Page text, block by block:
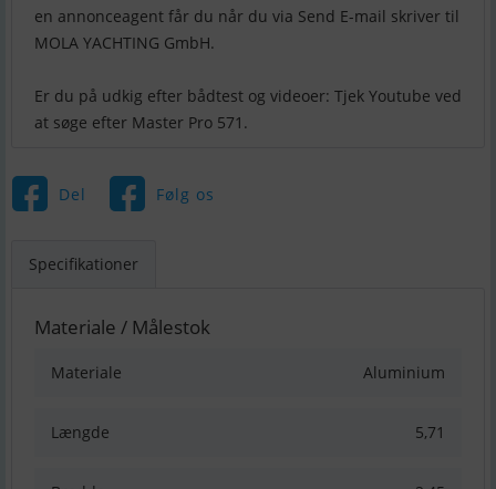
en annonceagent får du når du via Send E-mail skriver til
MOLA YACHTING GmbH.
Er du på udkig efter bådtest og videoer: Tjek Youtube ved
Del Følg os
Specifikationer
Materiale / Målestok
Materiale Aluminium
Længde 5,71